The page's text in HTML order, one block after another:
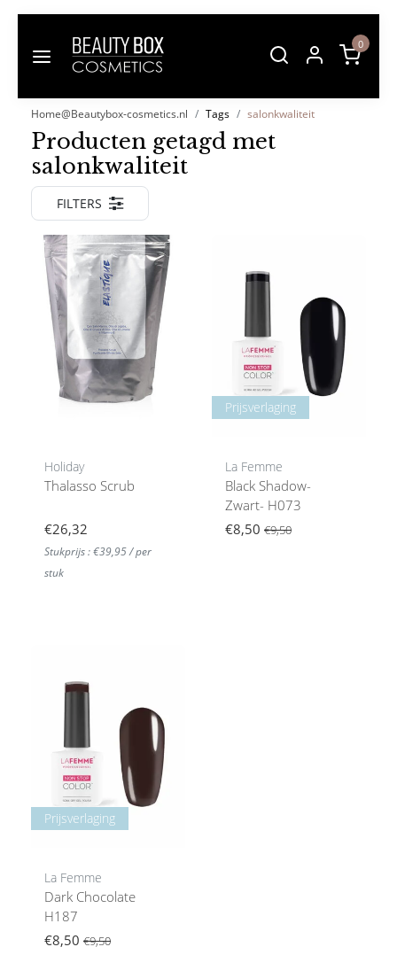
0
Home@Beautybox-cosmetics.nl Tags salonkwaliteit
Producten getagd met
salonkwaliteit
FILTERS
Holiday
Thalasso Scrub
€26,32
Stukprijs : €39,95 / per
stuk
Prijsverlaging
La Femme
Black Shadow-
Zwart- H073
€8,50 €9,50
Prijsverlaging
La Femme
Dark Chocolate
H187
€8,50 €9,50